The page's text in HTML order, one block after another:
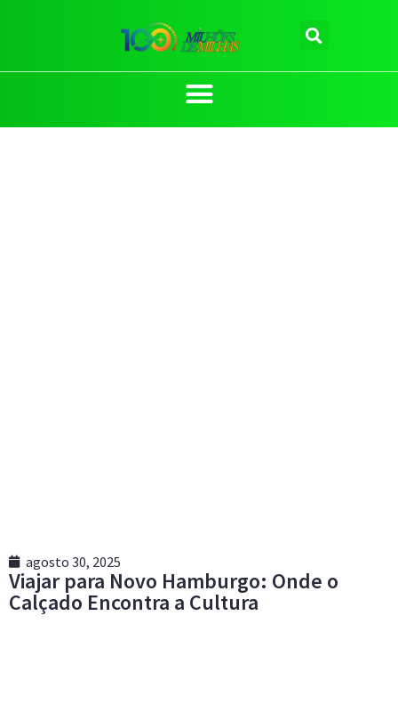
agosto 30, 2025
Viajar para Novo Hamburgo: Onde o
Calçado Encontra a Cultura